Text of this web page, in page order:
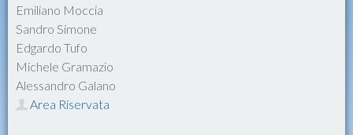
Emiliano Moccia
Sandro Simone
Edgardo Tufo
Michele Gramazio
Alessandro Galano
Area Riservata